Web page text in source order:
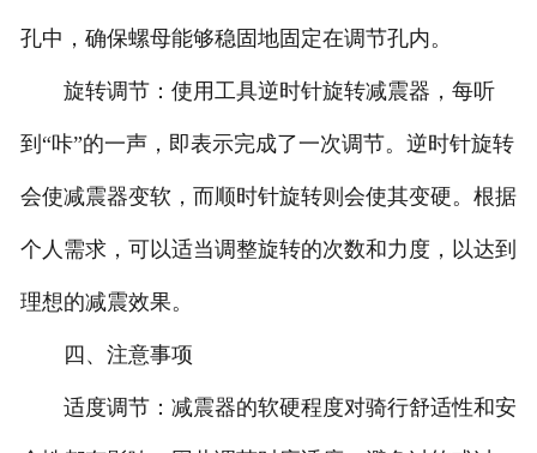
孔中，确保螺母能够稳固地固定在调节孔内。
旋转调节：使用工具逆时针旋转减震器，每听
到“咔”的一声，即表示完成了一次调节。逆时针旋转
会使减震器变软，而顺时针旋转则会使其变硬。根据
个人需求，可以适当调整旋转的次数和力度，以达到
理想的减震效果。
四、注意事项
适度调节：减震器的软硬程度对骑行舒适性和安